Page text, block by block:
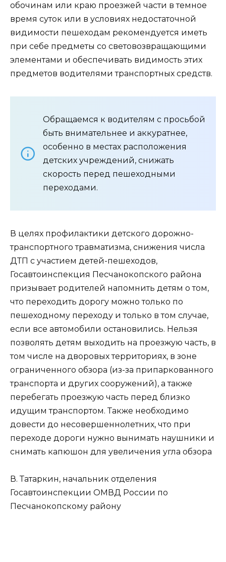
обочинам или краю проезжей части в темное
время суток или в условиях недостаточной
видимости пешеходам рекомендуется иметь
при себе предметы со световозвращающими
элементами и обеспечивать видимость этих
предметов водителями транспортных средств.
Обращаемся к водителям с просьбой
быть внимательнее и аккуратнее,
особенно в местах расположения
детских учреждений, снижать
скорость перед пешеходными
переходами.
В целях профилактики детского дорожно-
транспортного травматизма, снижения числа
ДТП с участием детей-пешеходов,
Госавтоинспекция Песчанокопского района
призывает родителей напомнить детям о том,
что переходить дорогу можно только по
пешеходному переходу и только в том случае,
если все автомобили остановились. Нельзя
позволять детям выходить на проезжую часть, в
том числе на дворовых территориях, в зоне
ограниченного обзора (из-за припаркованного
транспорта и других сооружений), а также
перебегать проезжую часть перед близко
идущим транспортом. Также необходимо
довести до несовершеннолетних, что при
переходе дороги нужно вынимать наушники и
снимать капюшон для увеличения угла обзора
В. Татаркин, начальник отделения
Госавтоинспекции ОМВД России по
Песчанокопскому району